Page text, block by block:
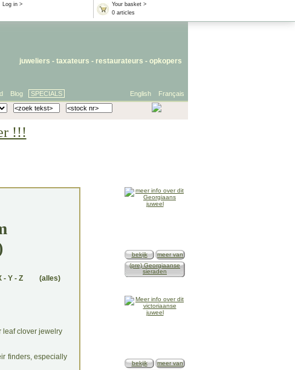
Your basket >
0 articles
Log in >
juweliers - taxateurs - restaurateurs - opkopers
Français
English
Blog SPECIALS
!!!
- Y - Z (alles)
finders, especially
bekijk
meer van
(pre) Georgiaanse
sieraden
bekijk
meer van